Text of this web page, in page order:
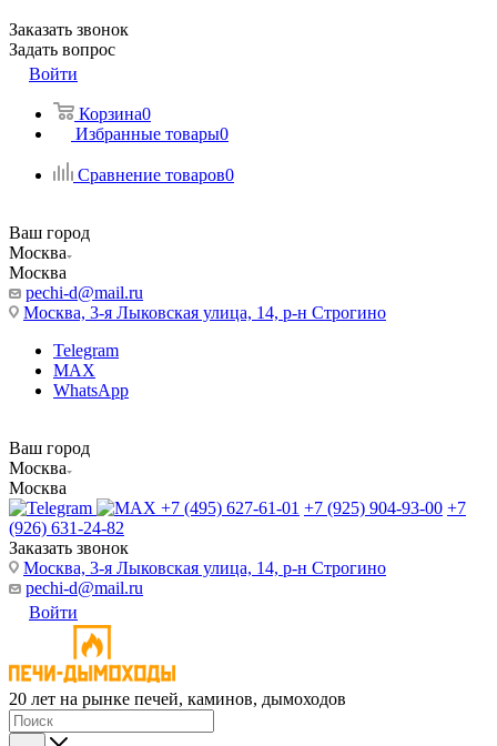
Заказать звонок
Задать вопрос
Войти
Корзина0
Избранные товары0
Сравнение товаров0
Ваш город
Москва
Москва
pechi-d@mail.ru
Москва, 3-я Лыковская улица, 14, р-н Строгино
Telegram
MAX
WhatsApp
Ваш город
Москва
Москва
+7 (495) 627-61-01 +7 (925) 904-93-00 +7
(926) 631-24-82
Заказать звонок
Москва, 3-я Лыковская улица, 14, р-н Строгино
pechi-d@mail.ru
Войти
20 лет на рынке печей, каминов, дымоходов